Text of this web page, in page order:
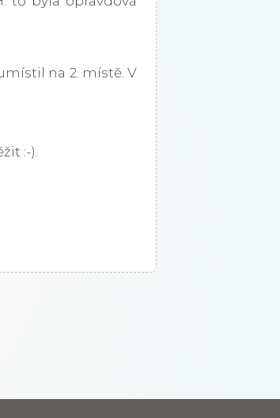
na 2. místě. V
:-).